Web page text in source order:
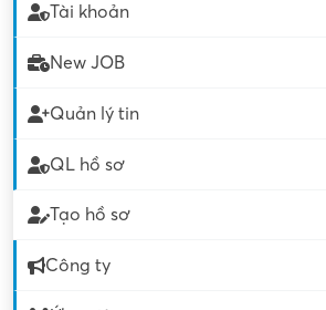
Tài khoản
New JOB
Quản lý tin
QL hồ sơ
Tạo hồ sơ
Công ty